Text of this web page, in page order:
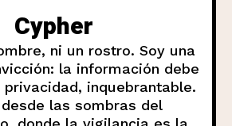
Cypher
ni un rostro. Soy una
la información debe
inquebrantable.
las sombras del